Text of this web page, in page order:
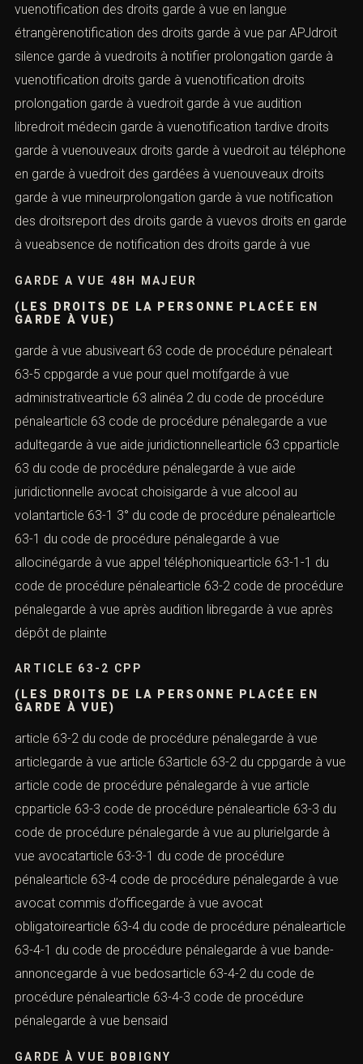
vuenotification des droits garde à vue en langue
étrangèrenotification des droits garde à vue par APJdroit
silence garde à vuedroits à notifier prolongation garde à
vuenotification droits garde à vuenotification droits
prolongation garde à vuedroit garde à vue audition
libredroit médecin garde à vuenotification tardive droits
garde à vuenouveaux droits garde à vuedroit au téléphone
en garde à vuedroit des gardées à vuenouveaux droits
garde à vue mineurprolongation garde à vue notification
des droitsreport des droits garde à vuevos droits en garde
à vueabsence de notification des droits garde à vue
GARDE A VUE 48H MAJEUR
(LES DROITS DE LA PERSONNE PLACÉE EN
GARDE À VUE)
garde à vue abusiveart 63 code de procédure pénaleart
63-5 cppgarde a vue pour quel motifgarde à vue
administrativearticle 63 alinéa 2 du code de procédure
pénalearticle 63 code de procédure pénalegarde a vue
adultegarde à vue aide juridictionnellearticle 63 cpparticle
63 du code de procédure pénalegarde à vue aide
juridictionnelle avocat choisigarde à vue alcool au
volantarticle 63-1 3° du code de procédure pénalearticle
63-1 du code de procédure pénalegarde à vue
allocinégarde à vue appel téléphoniquearticle 63-1-1 du
code de procédure pénalearticle 63-2 code de procédure
pénalegarde à vue après audition libregarde à vue après
dépôt de plainte
ARTICLE 63-2 CPP
(LES DROITS DE LA PERSONNE PLACÉE EN
GARDE À VUE)
article 63-2 du code de procédure pénalegarde à vue
articlegarde à vue article 63article 63-2 du cppgarde à vue
article code de procédure pénalegarde à vue article
cpparticle 63-3 code de procédure pénalearticle 63-3 du
code de procédure pénalegarde à vue au plurielgarde à
vue avocatarticle 63-3-1 du code de procédure
pénalearticle 63-4 code de procédure pénalegarde à vue
avocat commis d’officegarde à vue avocat
obligatoirearticle 63-4 du code de procédure pénalearticle
63-4-1 du code de procédure pénalegarde à vue bande-
annoncegarde à vue bedosarticle 63-4-2 du code de
procédure pénalearticle 63-4-3 code de procédure
pénalegarde à vue bensaid
GARDE À VUE BOBIGNY